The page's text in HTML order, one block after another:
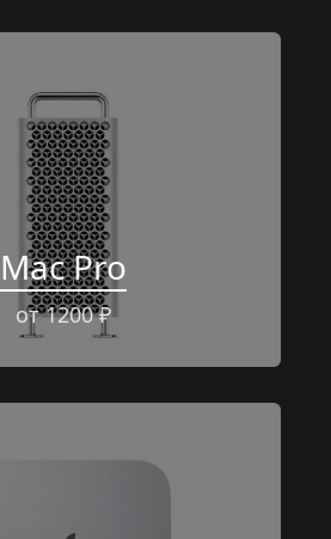
Mac Pro
от 1200 ₽